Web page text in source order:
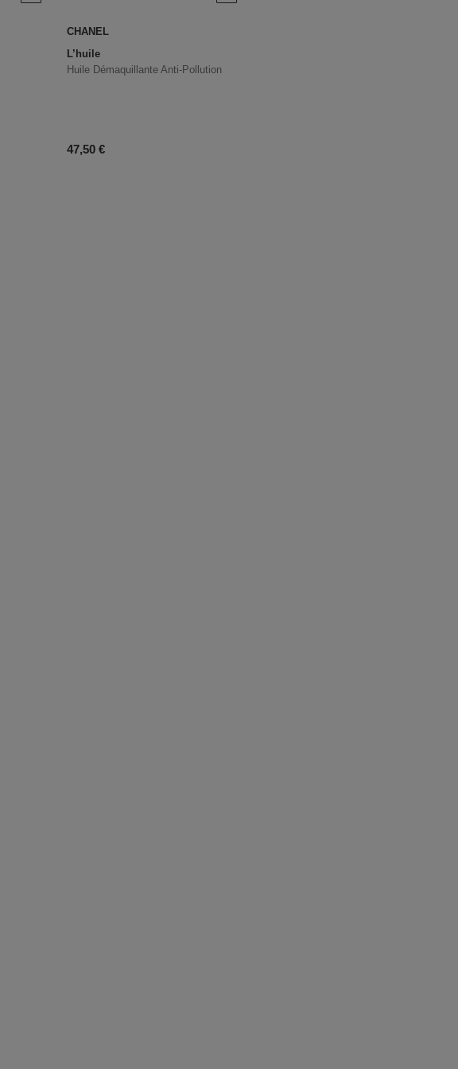
CHANEL
L’huile
Huile Démaquillante Anti-Pollution
Prix du produit
47,50 €